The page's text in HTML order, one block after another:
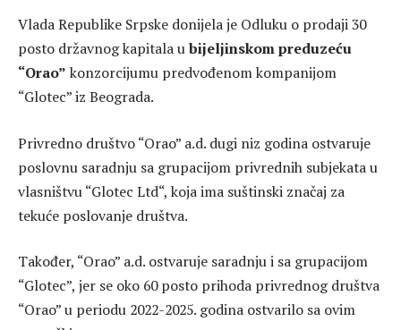
Vlada Republike Srpske donijela je Odluku o prodaji 30
posto državnog kapitala ubijeljinskom preduzeću
“Orao” konzorcijumu predvođenom kompanijom
“Glotec” iz Beograda.
Privredno društvo “Orao” a.d. dugi niz godina ostvaruje
poslovnu saradnju sa grupacijom privrednih subjekata u
vlasništvu “Glotec Ltd“, koja ima suštinski značaj za
tekuće poslovanje društva.
Također, “Orao” a.d. ostvaruje saradnju i sa grupacijom
“Glotec”, jer se oko 60 posto prihoda privrednog društva
“Orao” u periodu 2022-2025. godina ostvarilo sa ovim